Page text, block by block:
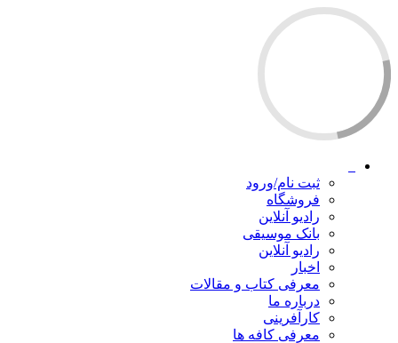
ثبت نام/ورود
فروشگاه
رادیو آنلاین
بانک موسیقی
رادیو آنلاین
اخبار
معرفی کتاب و مقالات
درباره ما
کارآفرینی
معرفی کافه ها